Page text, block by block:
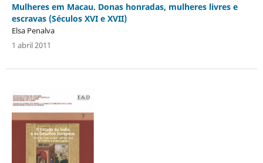
Mulheres em Macau. Donas honradas, mulheres livres e
escravas (Séculos XVI e XVII)
Elsa Penalva
1 abril 2011